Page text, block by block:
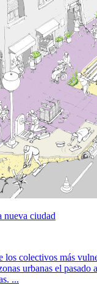
nueva ciudad
los colectivos más
urbanas el pasado
...